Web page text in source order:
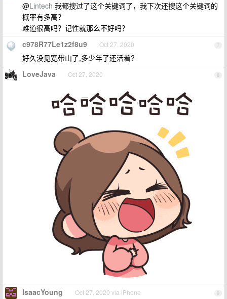
@Lintech 我都搜过了这个关键词了，我下次还搜这个关键词的
概率有多高？
难道很高吗？记性就那么不好吗？
7
c978R77Le1z2f8u9 Oct 27, 2020
好久没见宽带山了,多少年了还活着?
8
LoveJava Oct 27, 2020
9
IsaacYoung Oct 27, 2020 via iPhone